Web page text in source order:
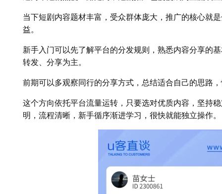
当下短剧内容题材丰富，受众群体庞大，推广的核心就
益。
新手入门可以先了解平台的分发规则，熟悉内容分享的
转发、分享为主。
前期可以多观察同行的分享方式，总结适合自己的思路
这个方向依托平台流量运转，只要选对优质内容，坚持
明，流程清晰，新手循序渐进学习，很快就能独立操作。